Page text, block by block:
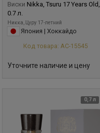
Виски Nikka, Tsuru 17 Years Old,
0.7 л.
Никка, Цуру 17-летний
Япония | Хоккайдо
Код товара: АС-15545
Уточните наличие и цену
0,7 л